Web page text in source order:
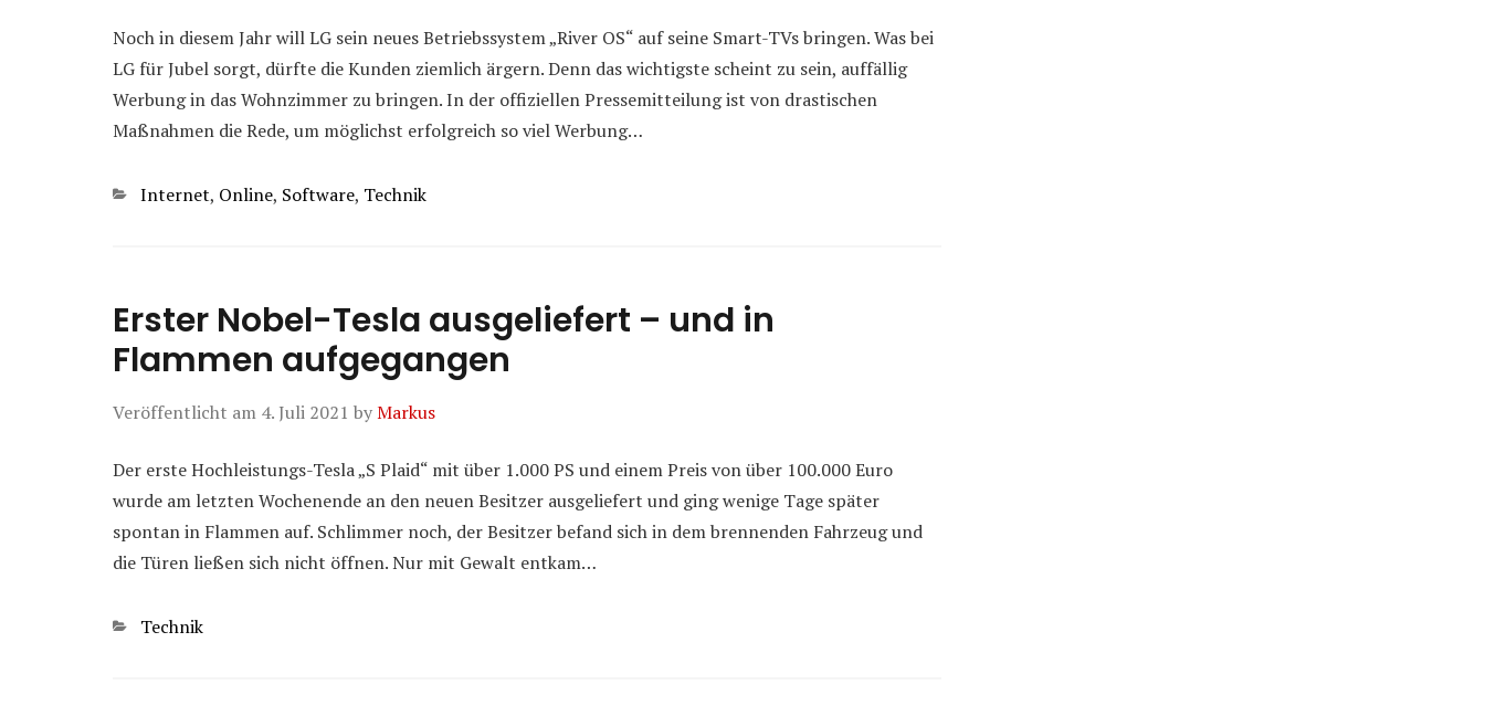
Noch in diesem Jahr will LG sein neues Betriebssystem „River OS“ auf seine Smart-TVs bringen. Was bei
LG für Jubel sorgt, dürfte die Kunden ziemlich ärgern. Denn das wichtigste scheint zu sein, auffällig
Werbung in das Wohnzimmer zu bringen. In der offiziellen Pressemitteilung ist von drastischen
Maßnahmen die Rede, um möglichst erfolgreich so viel Werbung…
Kategorien
Internet, Online, Software, Technik
Erster Nobel-Tesla ausgeliefert – und in
Flammen aufgegangen
Veröffentlicht am 4. Juli 2021 byMarkus
Der erste Hochleistungs-Tesla „S Plaid“ mit über 1.000 PS und einem Preis von über 100.000 Euro
wurde am letzten Wochenende an den neuen Besitzer ausgeliefert und ging wenige Tage später
spontan in Flammen auf. Schlimmer noch, der Besitzer befand sich in dem brennenden Fahrzeug und
die Türen ließen sich nicht öffnen. Nur mit Gewalt entkam…
Kategorien
Technik